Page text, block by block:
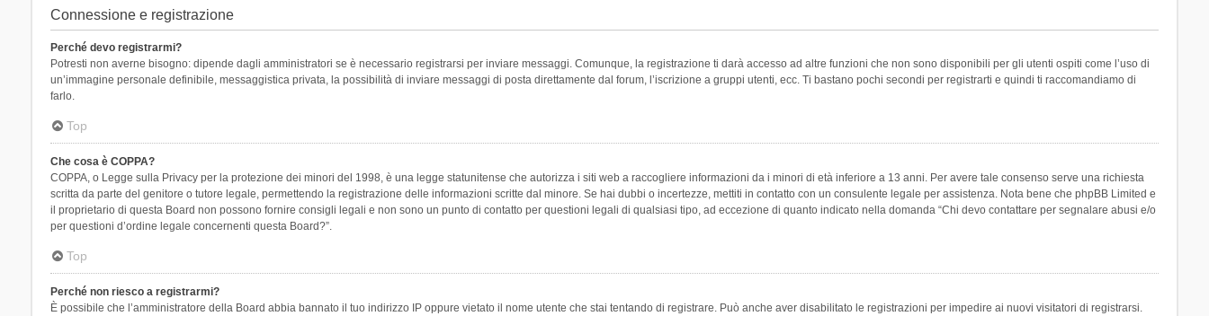
Connessione e registrazione
Perché devo registrarmi?
Potresti non averne bisogno: dipende dagli amministratori se è necessario registrarsi per inviare messaggi. Comunque, la registrazione ti darà accesso ad altre funzioni che non sono disponibili per gli utenti ospiti come l’uso di
un’immagine personale definibile, messaggistica privata, la possibilità di inviare messaggi di posta direttamente dal forum, l’iscrizione a gruppi utenti, ecc. Ti bastano pochi secondi per registrarti e quindi ti raccomandiamo di
farlo.
Top
Che cosa è COPPA?
COPPA, o Legge sulla Privacy per la protezione dei minori del 1998, è una legge statunitense che autorizza i siti web a raccogliere informazioni da i minori di età inferiore a 13 anni. Per avere tale consenso serve una richiesta
scritta da parte del genitore o tutore legale, permettendo la registrazione delle informazioni scritte dal minore. Se hai dubbi o incertezze, mettiti in contatto con un consulente legale per assistenza. Nota bene che phpBB Limited e
il proprietario di questa Board non possono fornire consigli legali e non sono un punto di contatto per questioni legali di qualsiasi tipo, ad eccezione di quanto indicato nella domanda “Chi devo contattare per segnalare abusi e/o
per questioni d’ordine legale concernenti questa Board?”.
Top
Perché non riesco a registrarmi?
È possibile che l’amministratore della Board abbia bannato il tuo indirizzo IP oppure vietato il nome utente che stai tentando di registrare. Può anche aver disabilitato le registrazioni per impedire ai nuovi visitatori di registrarsi.